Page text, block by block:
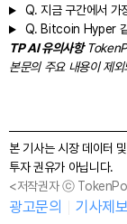
Q. 지금 구간에서 가
Q. Bitcoin Hyper 같
TP AI 유의사항
본문의 주요 내용이 제
본 기사는 시장 데이터
투자 권유가 아닙니다.
<저작권자 ⓒ
광고문의 기사제보